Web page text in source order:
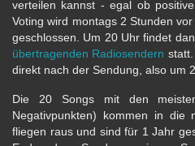
verteilen kannst - egal ob
Voting wird montags 2 Stunden
geschlossen. Um 20 Uhr findet
übertragenden Radiosendern
direkt nach der Sendung, also um
Die 20 Songs mit den
Negativpunkten) kommen in die
fliegen raus und sind für 1 Jahr